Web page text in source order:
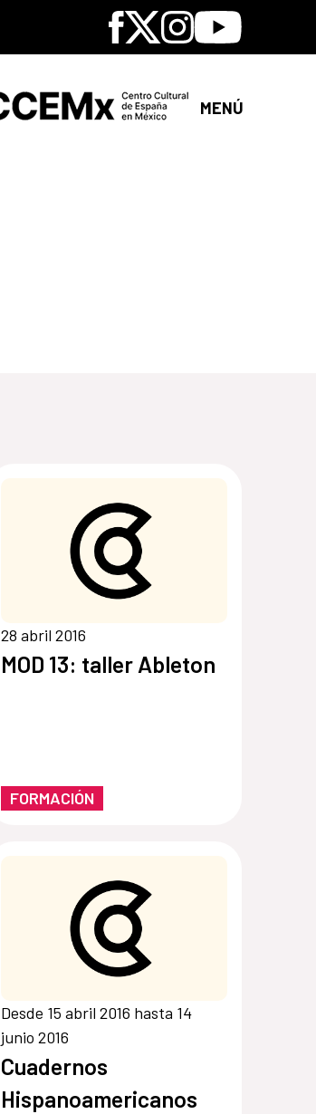
Facebook
X Instagram
Youtube
MENÚ
28 abril 2016
MOD 13: taller Ableton
FORMACIÓN
Desde 15 abril 2016 hasta 14
junio 2016
Cuadernos
Hispanoamericanos